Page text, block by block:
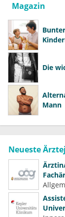
Magazin
Die
Mann
Neueste